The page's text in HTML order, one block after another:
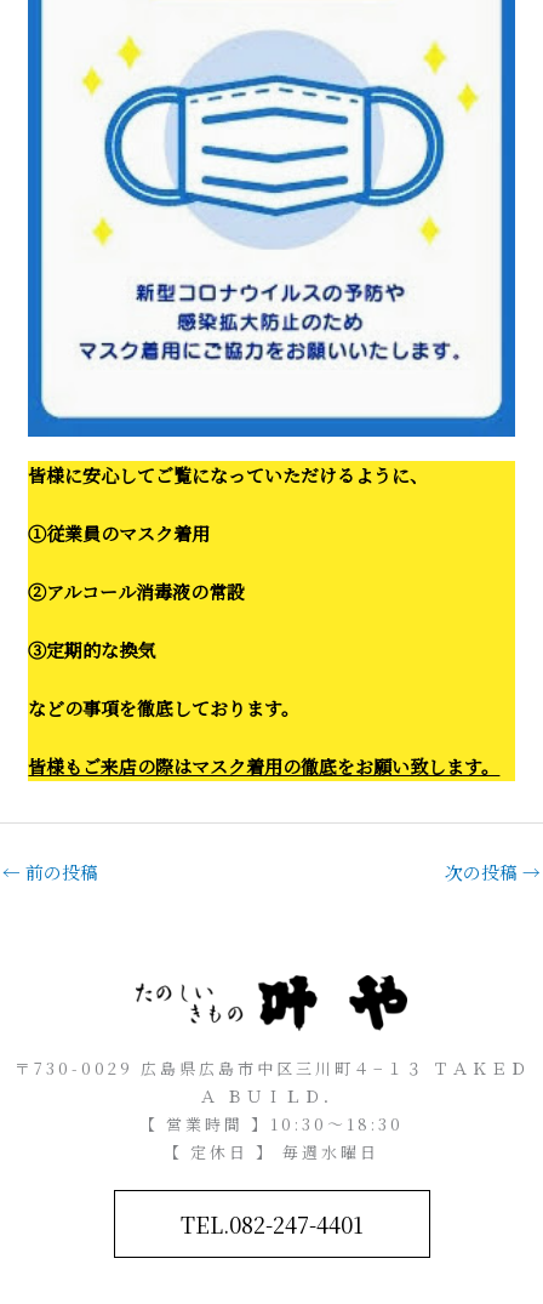
皆様に安心してご覧になっていただけるように、
①従業員のマスク着用
②アルコール消毒液の常設
③定期的な換気
などの事項を徹底しております。
皆様もご来店の際はマスク着用の徹底をお願い致します。
← 前の投稿 次の投稿 →
〒730-0029 広島県広島市中区三川町４−１３ ＴＡＫＥＤ
Ａ ＢＵＩＬＤ．
【 営業時間 】10:30～18:30
【 定休日 】 毎週水曜日
TEL.082-247-4401